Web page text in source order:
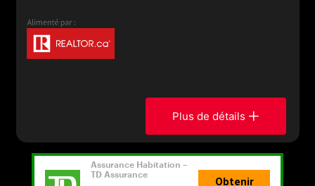
Plus de détails